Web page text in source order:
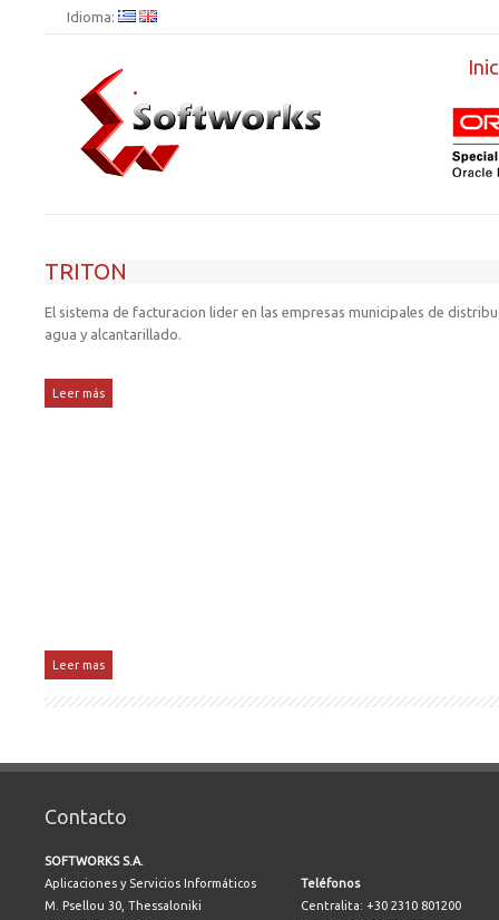
.
TRITON
El sistema de facturacion lider en las empresas municipales de
agua y alcantarillado.
Leer más
Leer mas
Contacto
SOFTWORKS S.A.
Aplicaciones y Servicios Informáticos
M. Psellou 30, Thessaloniki
Teléfonos
Centralita: +30 2310 801200
Idioma: